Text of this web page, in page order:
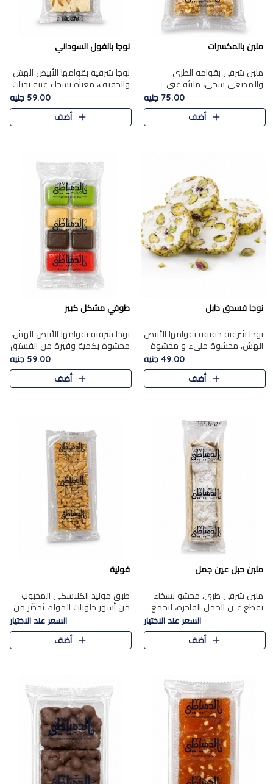
ملبن بالمكسرات
ملبن شرقي بقوامه الطري
والمضغي سخي، مليئة غني
بتشكيلة فاخرة من المكسرات
مشكلة المختارة التي تقدم تضيف
قرمشة مميزة مرضية ونكهة
75.00 جنيه
أضف
نوجا بالفول السوداني
نوجا شرقية بقوامها الأبيض الهش
والخفيف، معبأة بسخاء غنية بحبات
الفول السوداني المحمص التي
يقدم تضيف قرمشة مميزة مرضية
وتوازنًا رائعًا مع حلا..
59.00 جنيه
أضف
نوجا فسدق دابل
نوجا شرقية خفيفة بقوامها الأبيض
الهش، محشوة مليء و محشوة
بـكمية وفيرة من الفستق الفاخر
لتمنحك نكهة مكسرات غنية
وقرمشة مميزة في كل قطعة و
49.00 جنيه
أضف
طوفي مشكل كبير
نوجا شرقية بقوامها الأبيض الهش،
محشوة بكمية وفيرة من الفستق
الفاخر لتمنحك نكهة غنية وقرمشة
مميزة في كل قطعة، لتجربة تجمع
بين الفخامة والمذاق..
59.00 جنيه
أضف
ملبن حبل عين جمل
ملبن شرقي طري، محشو بسخاء
بقطع عين الجمل الفاخرة، ليجمع
بين القوام الناعم وقرمشة الجوز
في مذاق شرقي أصيل.
السعر عند الاختيار
أضف
فولية
طبق موليد الكلاسكي المحبوب
من أشهر حلويات المولد، تُحضّر من
فول سوداني محمص بعناية
ومغلف بطبقة رقيقة من السكر
المكرمل، لتمنحك قرمشة أصيلة
السعر عند الاختيار
أضف